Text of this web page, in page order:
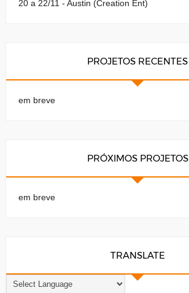
20 a 22/11 - Austin (Creation Ent)
PROJETOS RECENTES
em breve
PRÓXIMOS PROJETOS
em breve
TRANSLATE